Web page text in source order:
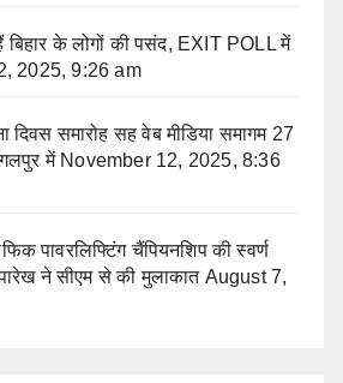
बिहार के लोगों की पसंद, EXIT POLL में
2025, 9:26 am
दिवस समारोह सह वेब मीडिया समागम 27
में November 12, 2025, 8:36
पावरलिफ्टिंग चैंपियनशिप की स्वर्ण
ने सीएम से की मुलाकात August 7,